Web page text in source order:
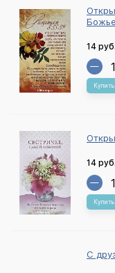
14 руб.
Купить
14 руб.
Купить
С